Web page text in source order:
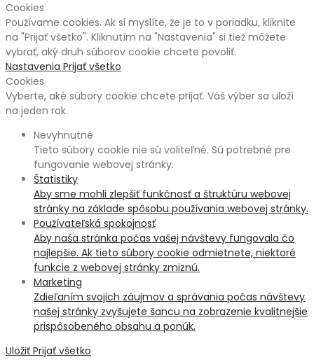
Cookies
Používame cookies. Ak si myslíte, že je to v poriadku, kliknite
na "Prijať všetko". Kliknutím na "Nastavenia" si tiež môžete
vybrať, aký druh súborov cookie chcete povoliť.
Nastavenia Prijať všetko
Cookies
Vyberte, aké súbory cookie chcete prijať. Váš výber sa uloží
na jeden rok.
Nevyhnutné
Tieto súbory cookie nie sú voliteľné. Sú potrebné pre
fungovanie webovej stránky.
Štatistiky
Aby sme mohli zlepšiť funkčnosť a štruktúru webovej
stránky na základe spôsobu používania webovej stránky.
Používateľská spokojnosť
Aby naša stránka počas vašej návštevy fungovala čo
najlepšie. Ak tieto súbory cookie odmietnete, niektoré
funkcie z webovej stránky zmiznú.
Marketing
Zdieľaním svojich záujmov a správania počas návštevy
našej stránky zvyšujete šancu na zobrazenie kvalitnejšie
prispôsobeného obsahu a ponúk.
Uložiť Prijať všetko